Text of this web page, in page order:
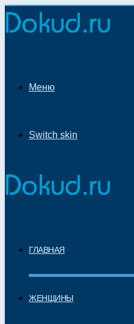
Меню
Switch skin
ГЛАВНАЯ
ЖЕНЩИНЫ